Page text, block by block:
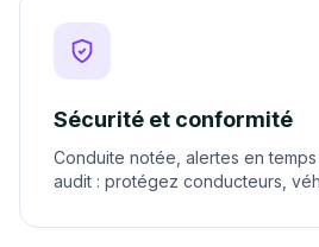
Sécurité et conformité
Conduite notée, alertes en
audit : protégez conducteurs,